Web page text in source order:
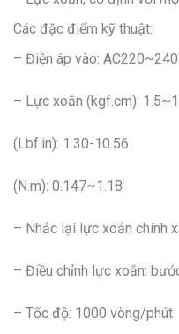
Các đặc điểm kỹ thuật:
– Điện áp vào:
– Lực xoắn (kgf.cm):
(Lbf.in): 1.30-10.56
(N.m): 0.147~1.18
– Nhắc lại lực xoắn chính
– Điều chỉnh lực xoắn:
– Tốc độ: 1000 vòng/phút